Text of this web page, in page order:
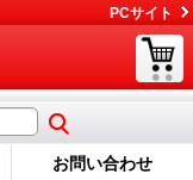
PCサイト
お問い合わせ